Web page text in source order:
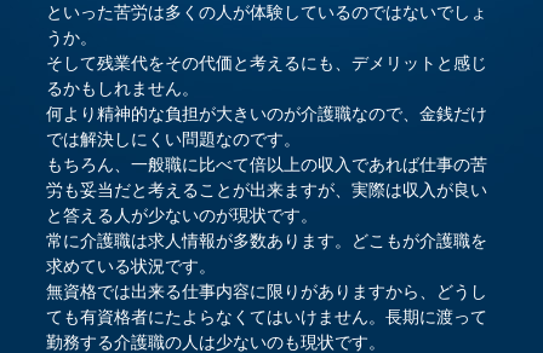
といった苦労は多くの人が体験しているのではないでしょ
うか。
そして残業代をその代価と考えるにも、デメリットと感じ
るかもしれません。
何より精神的な負担が大きいのが介護職なので、金銭だけ
では解決しにくい問題なのです。
もちろん、一般職に比べて倍以上の収入であれば仕事の苦
労も妥当だと考えることが出来ますが、実際は収入が良い
と答える人が少ないのが現状です。
常に介護職は求人情報が多数あります。どこもが介護職を
求めている状況です。
無資格では出来る仕事内容に限りがありますから、どうし
ても有資格者にたよらなくてはいけません。長期に渡って
勤務する介護職の人は少ないのも現状です。